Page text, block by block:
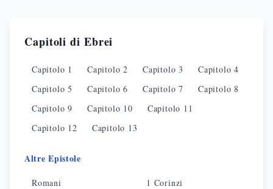
Capitoli di Ebrei
Capitolo 1 Capitolo2 Capitolo3 Capitolo4
Capitolo5 Capitolo6 Capitolo7 Capitolo8
Capitolo9 Capitolo 10 Capitolo 11
Capitolo 12 Capitolo 13
Altre Epistole
Romani 1 Corinzi